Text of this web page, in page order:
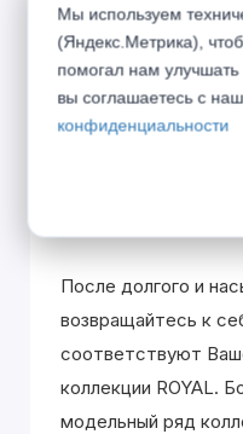
Открой двери
скидка 10% на
покупке входной
До 31 августа 2026 г
После долгого и
возвращайтесь к
соответствуют
коллекции ROYAL.
модельный ряд
Мы используем
(Яндекс.Метрика),
помогал нам
вы соглашаетесь с
конфиденциальности